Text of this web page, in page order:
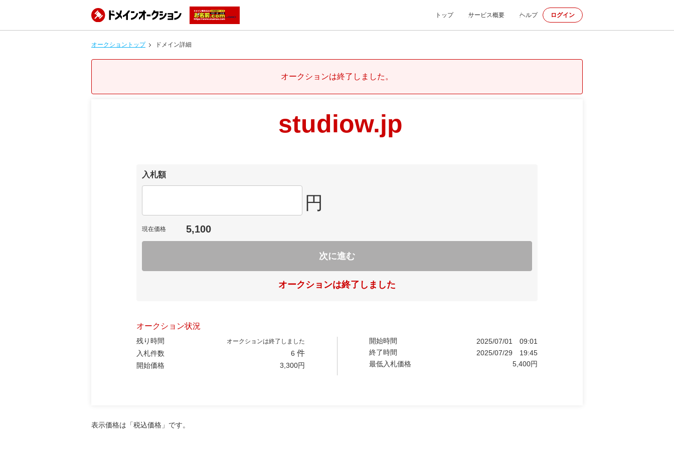
トップ サービス概要 ヘルプ ログイン
オークショントップ ドメイン詳細
オークションは終了しました。
studiow.jp
入札額
円
現在価格 5,100
次に進む
オークションは終了しました
オークション状況
残り時間 オークションは終了しました
入札件数 6 件
開始価格 3,300円
開始時間 2025/07/01
09:01
終了時間
2025/07/29
19:45
最低入札価格
5,400円
表示価格は「税込価格」です。